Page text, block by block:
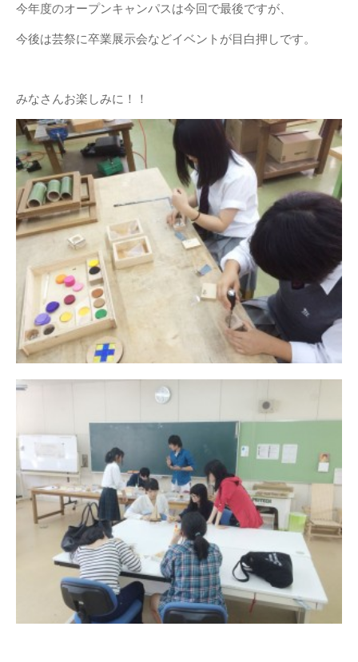
コメントのRSS
WordPress.org
今年度のオープンキャンパスは今回で最後ですが、
今後は芸祭に卒業展示会などイベントが目白押しです。
みなさんお楽しみに！！